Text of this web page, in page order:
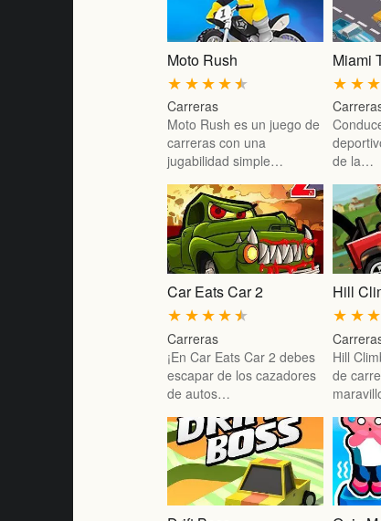
Moto Rush
★
★
★
★
★
Carreras
Moto Rush es un juego de
carreras con una
jugabilidad simple…
Miami
★
★
★
de la…
Car Eats Car 2
★
★
★
★
★
Carreras
¡En Car Eats Car 2 debes
escapar de los cazadores
de autos…
Hill
★
★
★
Hill
de